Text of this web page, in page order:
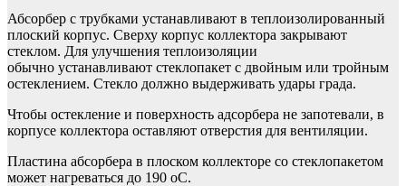
Абсорбер с трубками устанавливают в теплоизолированный
плоский корпус. Сверху корпус коллектора закрывают
стеклом. Для улучшения теплоизоляции
обычно устанавливают стеклопакет с двойным или тройным
остеклением. Стекло должно выдерживать удары града.
Чтобы остекление и поверхность адсорбера не запотевали, в
корпусе коллектора оставляют отверстия для вентиляции.
Пластина абсорбера в плоском коллекторе со стеклопакетом
может нагреваться до 190 оС.